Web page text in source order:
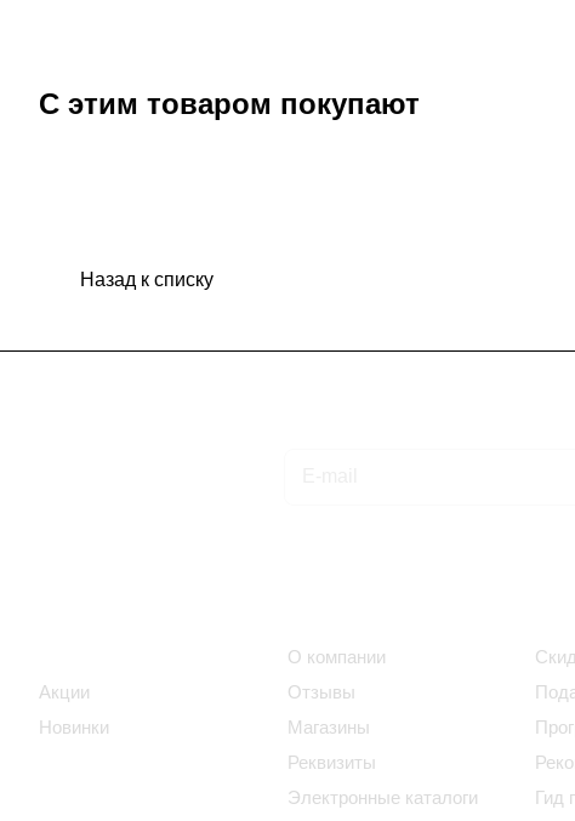
С этим товаром покупают
Назад к списку
Акции
Новинки
О компании
Отзывы
Магазины
Реквизиты
Электронные каталоги
Гид